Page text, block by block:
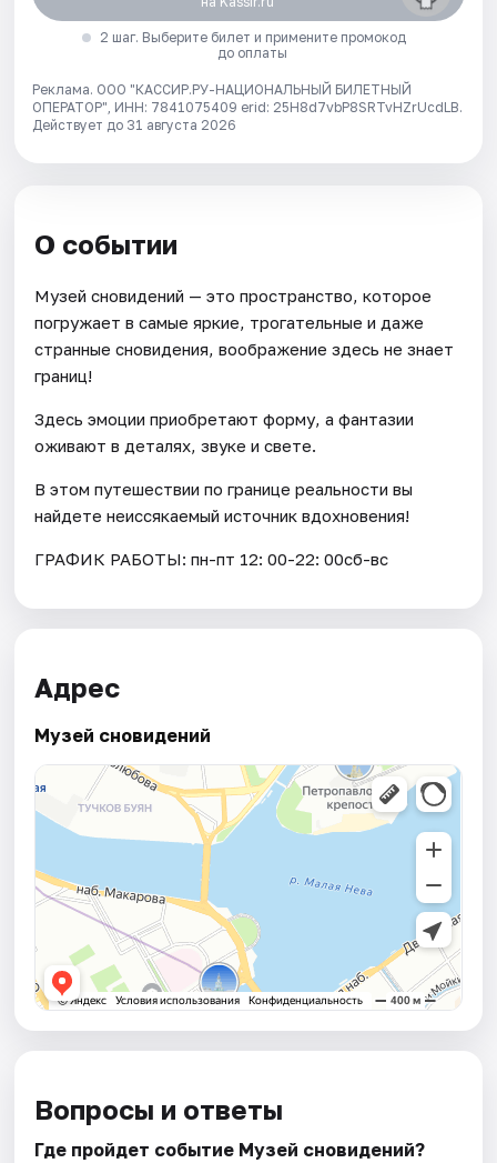
2 шаг. Выберите билет и примените промокод
до оплаты
Реклама. ООО "КАССИР.РУ-НАЦИОНАЛЬНЫЙ БИЛЕТНЫЙ
ОПЕРАТОР", ИНН: 7841075409 erid: 25H8d7vbP8SRTvHZrUcdLB.
Действует до 31 августа 2026
О событии
Музей сновидений — это пространство, которое
погружает в самые яркие, трогательные и даже
странные сновидения, воображение здесь не знает
границ!
Здесь эмоции приобретают форму, а фантазии
оживают в деталях, звуке и свете.
В этом путешествии по границе реальности вы
найдете неиссякаемый источник вдохновения!
ГРАФИК РАБОТЫ: пн-пт 12: 00-22: 00сб-вс
Адрес
Музей сновидений
Вопросы и ответы
Где пройдет событие Музей сновидений?